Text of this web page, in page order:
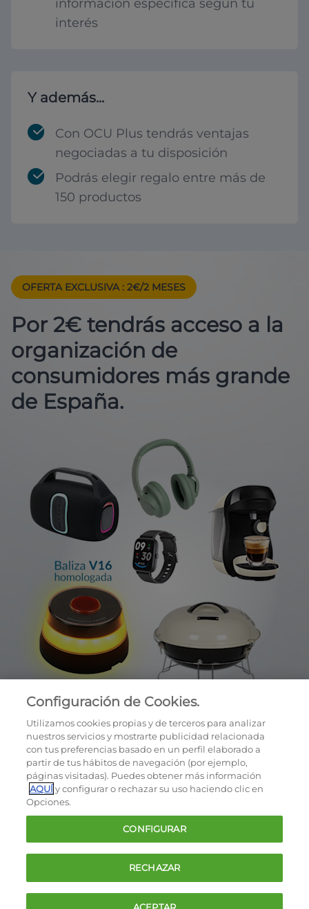
información específica según tu
interés
Y además...
Con OCU Plus tendrás ventajas
negociadas a tu disposición
Podrás elegir regalo entre más de
150 productos
OFERTA EXCLUSIVA : 2€/2 MESES
Por 2€ tendrás acceso a la
organización de
consumidores más grande
de España.
Cookies
Política de privacidad
Términos y condiciones de la oferta
Contacto
FAQ
Configuración de Cookies.
Utilizamos cookies propias y de terceros para analizar
nuestros servicios y mostrarte publicidad relacionada
con tus preferencias basado en un perfil elaborado a
partir de tus hábitos de navegación (por ejemplo,
páginas visitadas). Puedes obtener más información
AQUÍy configurar o rechazar su uso haciendo clic en
Opciones.
CONFIGURAR
RECHAZAR